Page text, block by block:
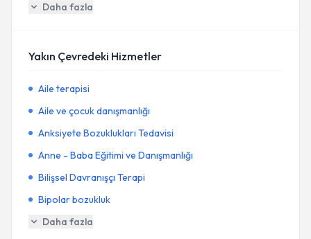
Daha fazla
Yakın Çevredeki Hizmetler
Aile terapisi
Aile ve çocuk danışmanlığı
Anksiyete Bozuklukları Tedavisi
Anne - Baba Eğitimi ve Danışmanlığı
Bilişsel Davranışçı Terapi
Bipolar bozukluk
Daha fazla